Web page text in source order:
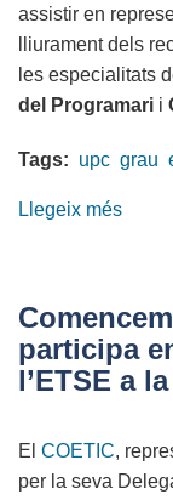
assistir en
lliurament dels
les especialitats
del Programari i
Tags: upc grau
Llegeix més
talent:
el
l’acte
de
participa
l’ETSE a
El COETIC,
per la seva